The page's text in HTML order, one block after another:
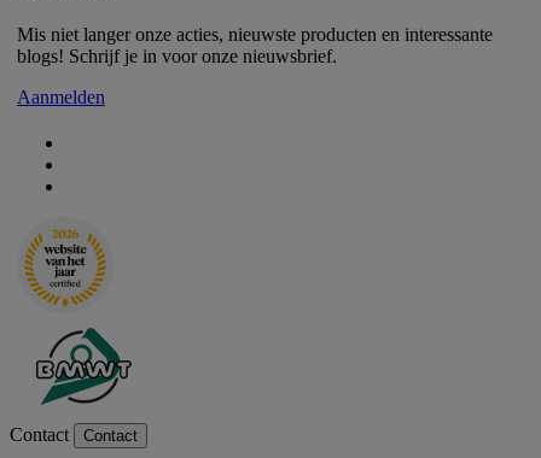
Mis niet langer onze acties, nieuwste producten en interessante
blogs! Schrijf je in voor onze nieuwsbrief.
Aanmelden
Contact Contact